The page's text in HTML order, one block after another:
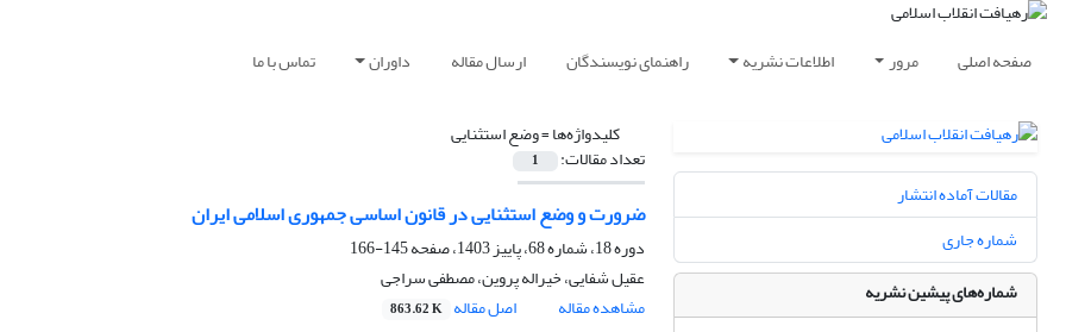
صفحه اصلی مرور اطلاعات نشریه راهنمای نویسندگان ارسال مقاله داوران تماس با ما
کلیدواژه‌ها =وضع استثنایی
تعداد مقالات: 1
ضرورت و وضع استثنایی در قانون اساسی جمهوری اسلامی ایران
دوره 18، شماره 68، پاییز 1403، صفحه
145-166
عقیل شفایی، خیراله پروین، مصطفی سراجی
مشاهده مقاله
اصل مقاله 863.62 K
مقالات آماده انتشار
شماره جاری
شماره‌های پیشین نشریه